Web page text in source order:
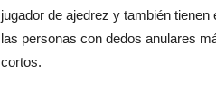
jugador de ajedrez y también
las personas con dedos anulares
cortos.